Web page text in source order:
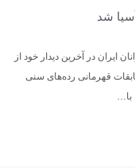
شد
ایران در آخرین دیدار خود از
قهرمانی رده‌های سنی
با…